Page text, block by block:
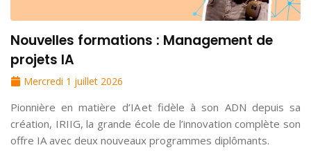
Nouvelles formations : Management de
projets IA
Mercredi 1 juillet 2026
Pionnière en matière d’IA et fidèle à son ADN depuis sa
création, IRIIG, la grande école de l’innovation complète son
offre IA avec deux nouveaux programmes diplômants.